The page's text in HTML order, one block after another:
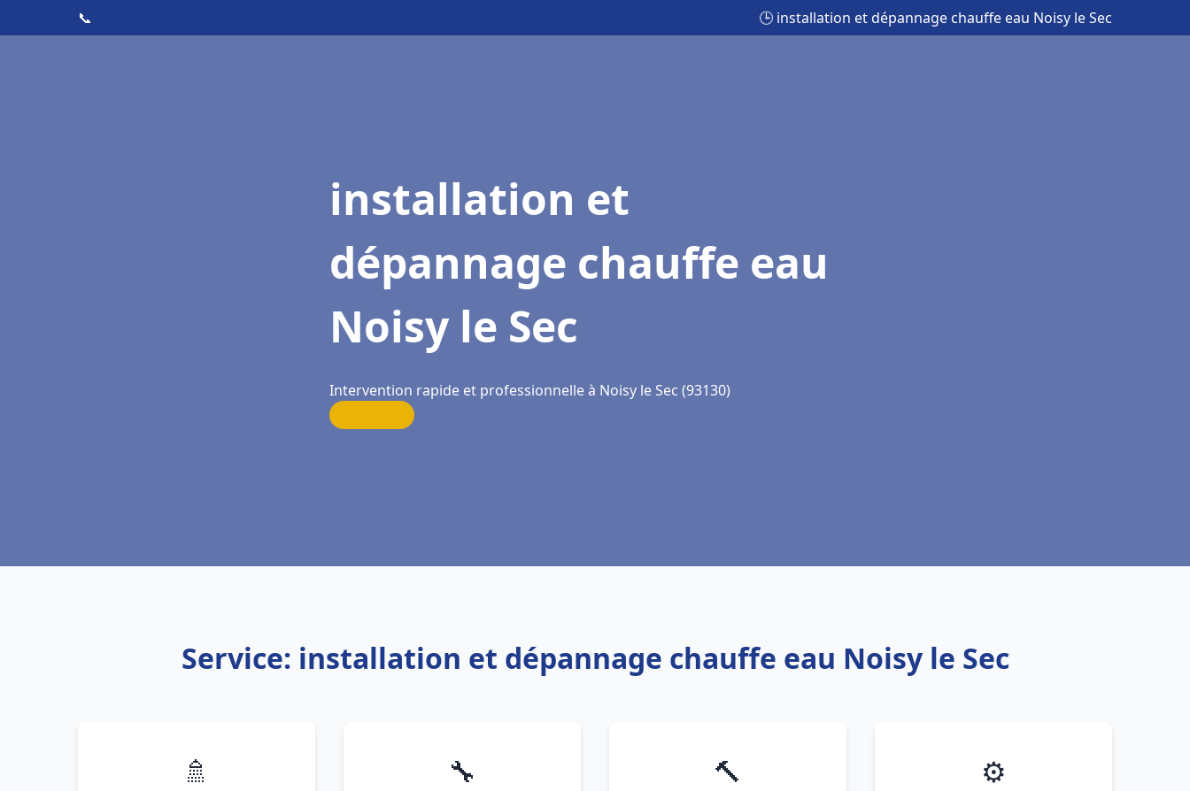
📞 🕒 installation et dépannage chauffe eau Noisy le Sec
installation et
dépannage chauffe eau
Noisy le Sec
Intervention rapide et professionnelle à Noisy le Sec (93130)
Service: installation et dépannage chauffe eau Noisy le Sec
🚿 🔧 🔨 ⚙️